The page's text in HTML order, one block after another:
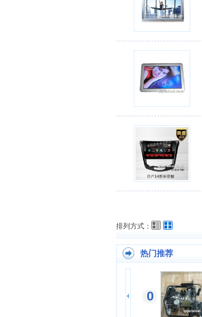
排列方式：
热门推荐
0